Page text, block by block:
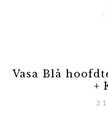
Vasa Blå
+